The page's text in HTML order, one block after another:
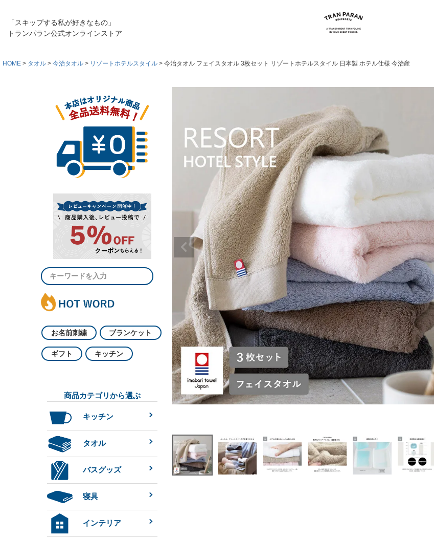
「スキップする私が好きなもの」
トランパラン公式オンラインストア
HOME タオル 今治タオル リゾートホテルスタイル 今治タオル フェイスタオル 3枚セット リゾートホテルスタイル 日本製 ホテル仕様 今治産
お名前刺繍 ブランケット
ギフト キッチン
商品カテゴリから選ぶ
キッチン
タオル
バスグッズ
寝具
インテリア